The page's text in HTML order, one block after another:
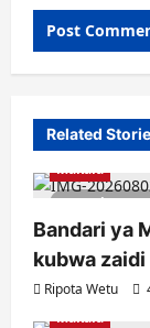
Related
8 minutes
Makala
Bandari ya
kubwa zaidi
Ripota Wetu
Makala